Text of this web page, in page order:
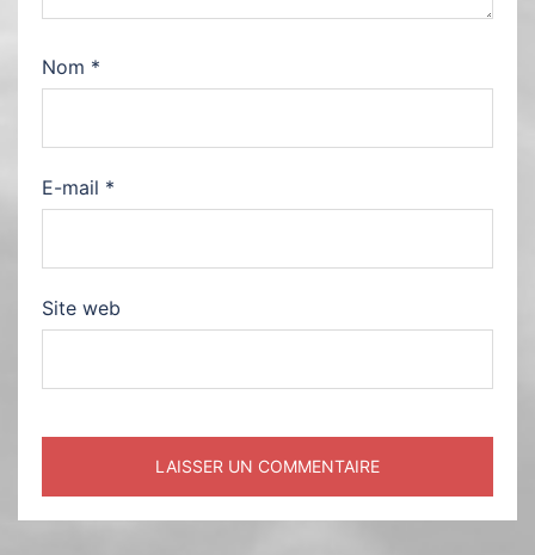
Nom *
E-mail *
Site web